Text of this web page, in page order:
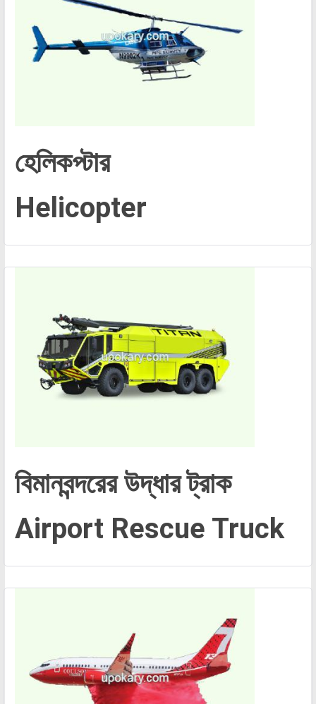
হেলিকপ্টার
Helicopter
বিমানবন্দরের উদ্ধার ট্রাক
Airport Rescue Truck